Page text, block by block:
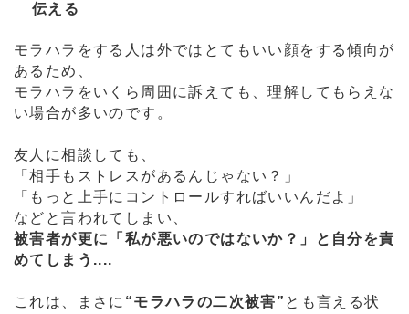
伝える
モラハラをする人は外ではとてもいい顔をする傾向が
あるため、
モラハラをいくら周囲に訴えても、理解してもらえな
い場合が多いのです。
友人に相談しても、
「相手もストレスがあるんじゃない？」
「もっと上手にコントロールすればいいんだよ」
などと言われてしまい、
被害者が更に「私が悪いのではないか？」と自分を責
めてしまう....
これは、まさに “モラハラの二次被害” とも言える状